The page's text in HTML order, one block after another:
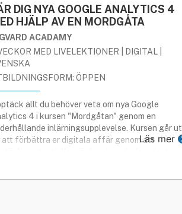
DIG NYA GOOGLE ANALYTICS 4
HJÄLP AV EN MORDGÅTA
ACADAMY
MED LIVELEKTIONER | DIGITAL |
ÖPPEN
allt du behöver veta om nya Google
4 i kursen "Mordgåtan" genom en
inlärningsupplevelse. Kursen går ut
att förbättra er digitala affär genom attLäs mer